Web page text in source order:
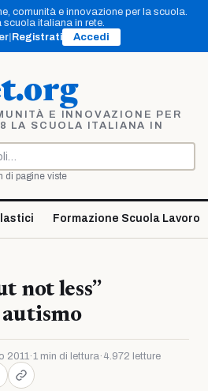
comunità e innovazione per la scuola.
scuola italiana in rete.
Registrati Accedi
E INNOVAZIONE PER
LA SCUOLA ITALIANA IN
di pagine viste
Formazione Scuola Lavoro
not less”
autismo
2011·1 min di lettura· 4.972 letture